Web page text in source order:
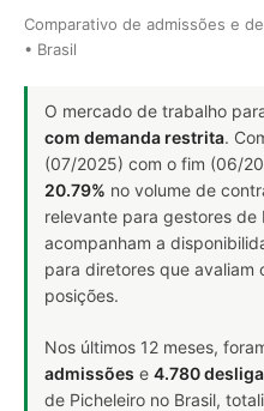
Comparativo de admissões e
• Brasil
O mercado de trabalho
com demanda restrita.
(07/2025) com o fim (06/
20.79% no volume de
relevante para gestores de
acompanham a
para diretores que avaliam
posições.
Nos últimos 12 meses,
admissões e 4.780
de Picheleiro no Brasil,